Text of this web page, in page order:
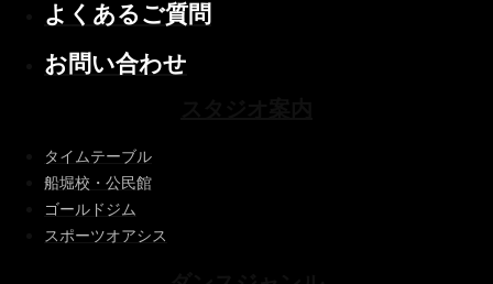
よくあるご質問
お問い合わせ
タイムテーブル
船堀校・公民館
ゴールドジム
スポーツオアシス